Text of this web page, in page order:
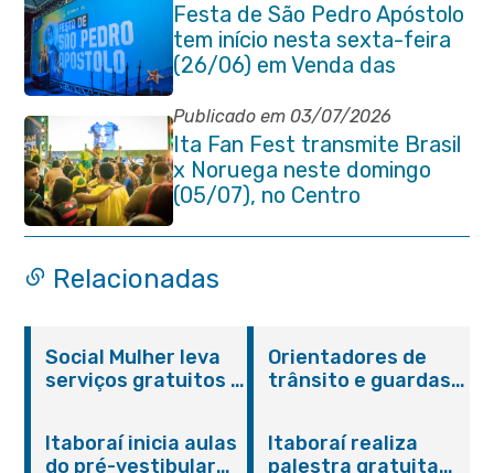
Festa de São Pedro Apóstolo
tem início nesta sexta-feira
(26/06) em Venda das
Pedras
Publicado em 03/07/2026
Ita Fan Fest transmite Brasil
x Noruega neste domingo
(05/07), no Centro
Relacionadas
Social Mulher leva
serviços gratuitos à
sexta-feira (07/08)
Orientadores de
trânsito e guardas
primeiros socorros
Itaboraí inicia aulas
do pré-vestibular
Itaboraí realiza
palestra gratuita